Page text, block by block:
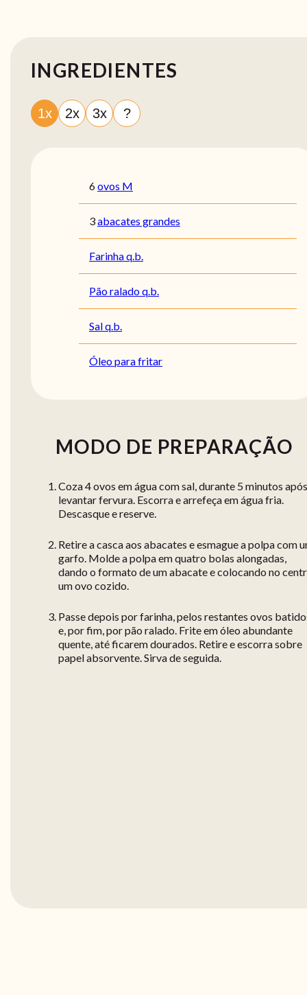
INGREDIENTES
1x 2x 3x ?
6ovos M
3abacates grandes
Farinha q.b.
Pão ralado q.b.
Sal q.b.
Óleo para fritar
MODO DE PREPARAÇÃO
Coza 4 ovos em água com sal, durante 5 minutos após
levantar fervura. Escorra e arrefeça em água fria.
Descasque e reserve.
Retire a casca aos abacates e esmague a polpa com
garfo. Molde a polpa em quatro bolas alongadas,
dando o formato de um abacate e colocando no
um ovo cozido.
Passe depois por farinha, pelos restantes ovos
e, por fim, por pão ralado. Frite em óleo abundante
quente, até ficarem dourados. Retire e escorra sobre
papel absorvente. Sirva de seguida.